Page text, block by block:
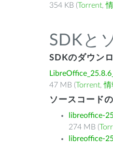
354 KB (Torrent,
SDKと
SDKのダウン
47 MB (Torrent,情
ソースコード
libreoffice-
274 MB (
libreoffice-